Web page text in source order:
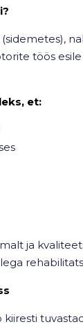
töös
et:
ja